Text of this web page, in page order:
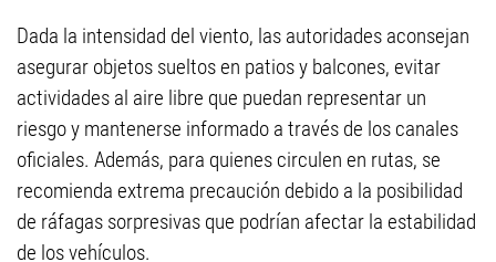
Dada la intensidad del viento, las autoridades aconsejan
asegurar objetos sueltos en patios y balcones, evitar
actividades al aire libre que puedan representar un
riesgo y mantenerse informado a través de los canales
oficiales. Además, para quienes circulen en rutas, se
recomienda extrema precaución debido a la posibilidad
de ráfagas sorpresivas que podrían afectar la estabilidad
de los vehículos.